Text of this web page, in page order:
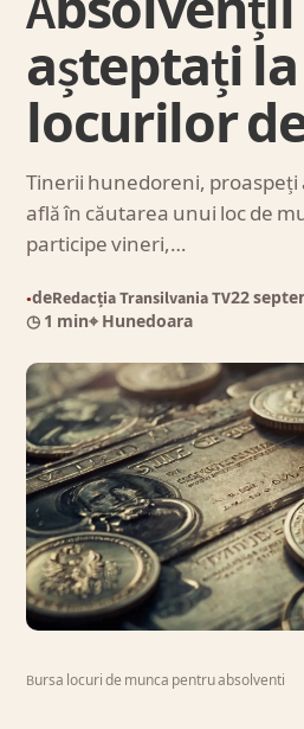
așteptați
locurilor
Tinerii hunedoreni, proaspeți
află în căutarea unui loc de
participe vineri,…
●deRedacția Transilvania TV22
◷ 1 min⌖ Hunedoara
Bursa locuri de munca pentru absolventi